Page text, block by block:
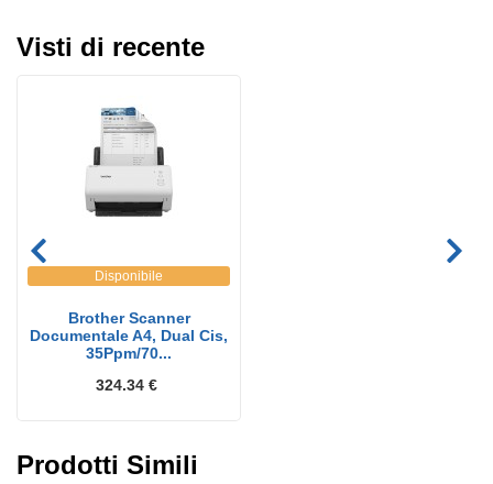
Visti di recente
Disponibile
Brother Scanner
Documentale A4, Dual Cis,
35Ppm/70...
324.34 €
Prodotti Simili